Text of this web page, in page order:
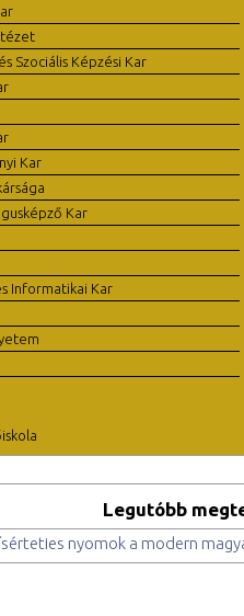
Szociális Képzési Kar
Kar
Kar
Informatikai Kar
Legutóbb
nyomok a modern